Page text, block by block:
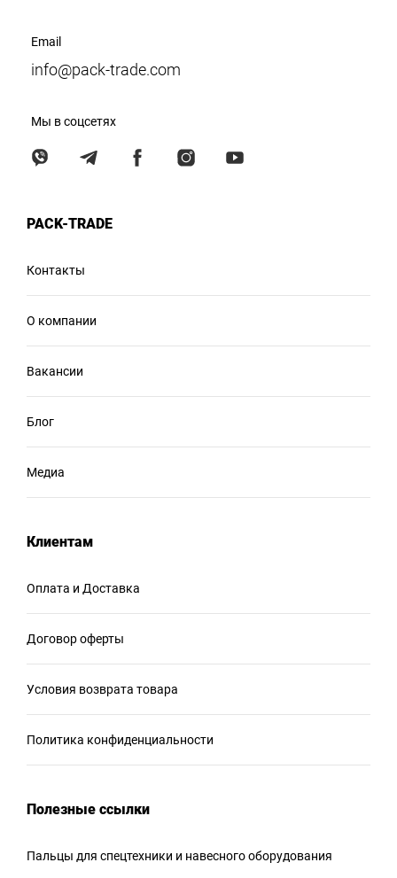
Email
info@pack-trade.com
Мы в соцсетях
PACK-TRADE
Контакты
О компании
Вакансии
Блог
Медиа
Клиентам
Оплата и Доставка
Договор оферты
Условия возврата товара
Политика конфиденциальности
Полезные ссылки
Пальцы для спецтехники и навесного оборудования